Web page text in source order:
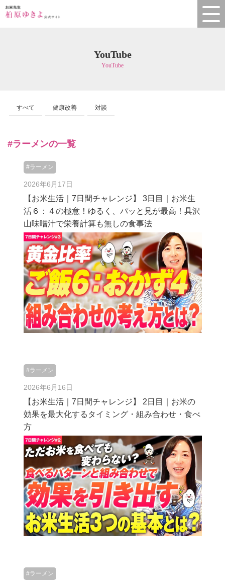
YouTube
YouTube
すべて 健康改善 対談
#ラーメンの一覧
#ラーメン
2026年6月17日
【お米生活｜7日間チャレンジ】 3日目｜お米生
活６：４の極意！ゆるく、パッと見が最高！具沢
山味噌汁で栄養計算も無しの食事法
#ラーメン
2026年6月16日
【お米生活｜7日間チャレンジ】 2日目｜お米の
効果を最大化するタイミング・組み合わせ・食べ
方
#ラーメン